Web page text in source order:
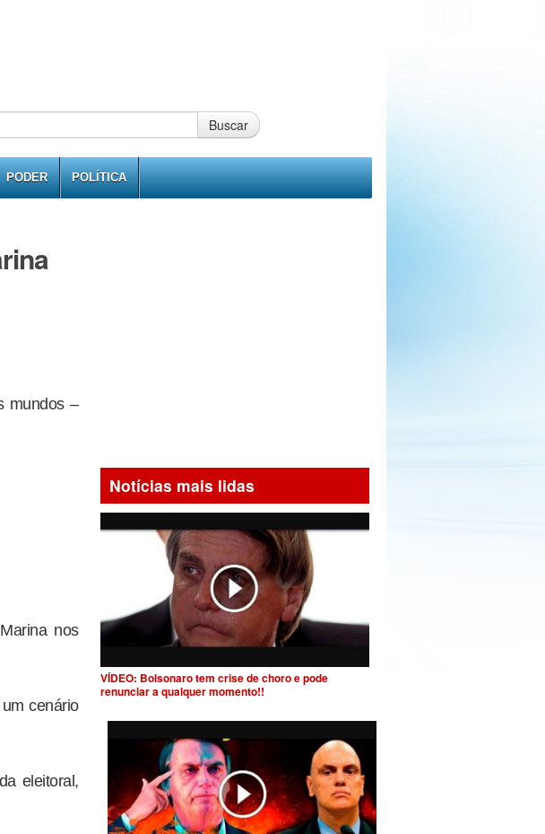
Buscar
PODER POLÍTICA
mundos –
nos
cenário
eleitoral,
Notícias mais lidas
VÍDEO: Bolsonaro tem crise de choro e pode
renunciar a qualquer momento!!